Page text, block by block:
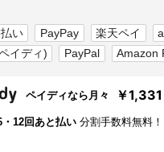
い PayPay 楽天ペイ
イディ) PayPal Amazon
ペイディなら月々 ￥1,331
・12回あと払い 分割手数料無料